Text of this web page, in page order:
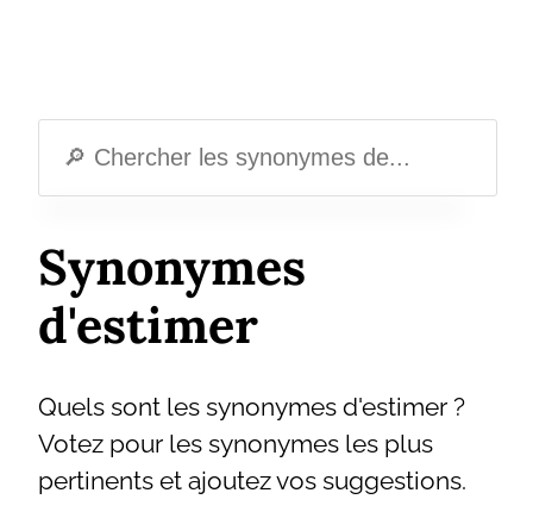
Synonymes
d'estimer
Quels sont les synonymes d'estimer ?
Votez pour les synonymes les plus
pertinents et ajoutez vos suggestions.